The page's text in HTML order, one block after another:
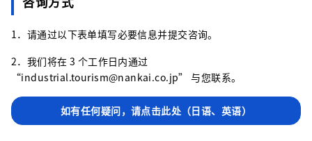
1．请通过以下表单填写必要信息并提交咨询。
2．我们将在 3 个工作日内通过
“industrial.tourism@nankai.co.jp” 与您联系。
如有任何疑问，请点击此处（日语、英语）